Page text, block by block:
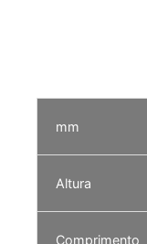
mm
Altura
Comprimento